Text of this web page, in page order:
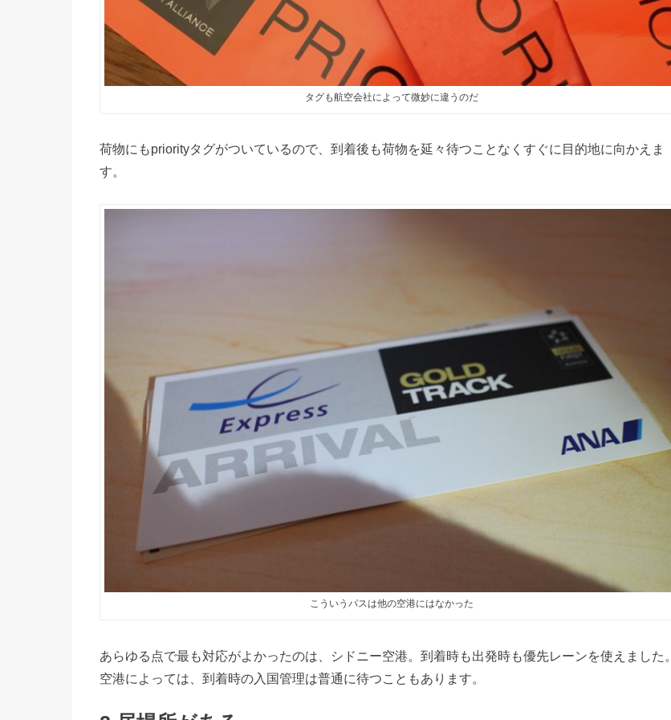
タグも航空会社によって微妙に違うのだ
荷物にもpriorityタグがついているので、到着後も荷物を延々待つことなくすぐに目的地に向かえま
す。
こういうパスは他の空港にはなかった
あらゆる点で最も対応がよかったのは、シドニー空港。到着時も出発時も優先レーンを使えました。
空港によっては、到着時の入国管理は普通に待つこともあります。